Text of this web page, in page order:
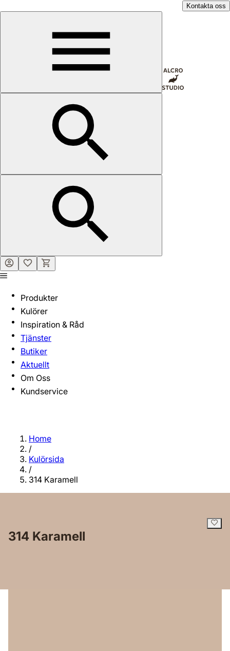
Kontakta oss
Produkter
Kulörer
Inspiration & Råd
Tjänster
Butiker
Aktuellt
Om Oss
Kundservice
Home
/
Kulörsida
/
314 Karamell
314 Karamell